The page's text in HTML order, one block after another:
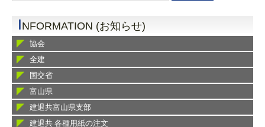
INFORMATION (お知らせ)
協会
全建
国交省
富山県
建退共富山県支部
建退共 各種用紙の注文